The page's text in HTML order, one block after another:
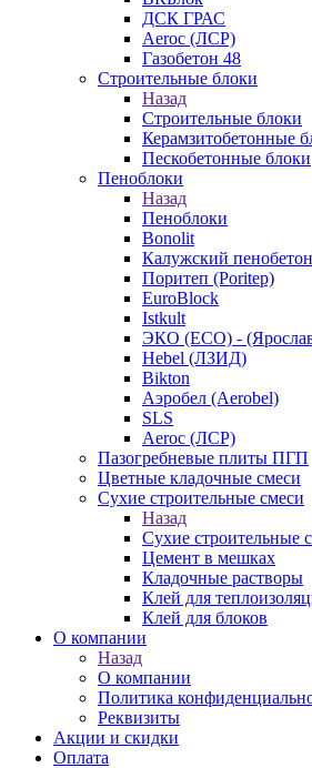
ДСК ГРАС
Aeroc (ЛСР)
Газобетон 48
Строительные блоки
Назад
Строительные блоки
Керамзитобетонные
Пескобетонные блоки
Пеноблоки
Назад
Пеноблоки
Bonolit
Калужский
Поритеп (Poritep)
EuroBlock
Istkult
ЭКО (ECO) -
Hebel (ЛЗИД)
Bikton
Аэробел (Aerobel)
SLS
Aeroc (ЛСР)
Пазогребневые плиты ПГП
Цветные кладочные смеси
Сухие строительные смеси
Назад
Сухие строительные
Цемент в мешках
Кладочные растворы
Клей для
Клей для блоков
О компании
Назад
О компании
Политика
Реквизиты
Акции и скидки
Оплата